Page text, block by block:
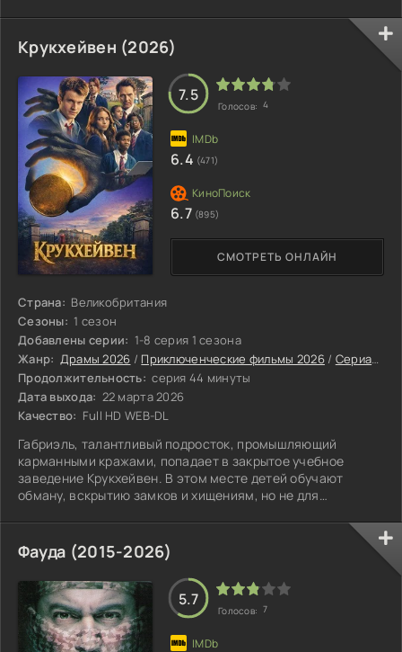
Крукхейвен (2026)
Страна: Великобритания
Сезоны: 1 сезон
Добавлены серии: 1-8 серия 1 сезона
Жанр: Драмы 2026 / Приключенческие фильмы 2026/ Сериалы 2026
Продолжительность: серия 44 минуты
Дата выхода: 22 марта 2026
Качество: Full HD WEB-DL
Габриэль, талантливый подросток, промышляющий
карманными кражами, попадает в закрытое учебное
заведение Крукхейвен. В этом месте детей обучают
обману, вскрытию замков и хищениям, но не для
на добрые дела. Оказавшись в мире уловок, риска и
постоянных состязаний, Габриэль быстро осознаёт: здесь
каждый обязан показать, чего он стоит. Вместе с
Пенелопой, дочкой руководителя школы, и прочими
воспитанниками он ввязывается в сражение за кубок
СМОТРЕТЬ ОНЛАЙН
7.5
Голосов: 4
6.4 (471)
6.7 (895)
Фауда (2015-2026)
5.7
Голосов: 7